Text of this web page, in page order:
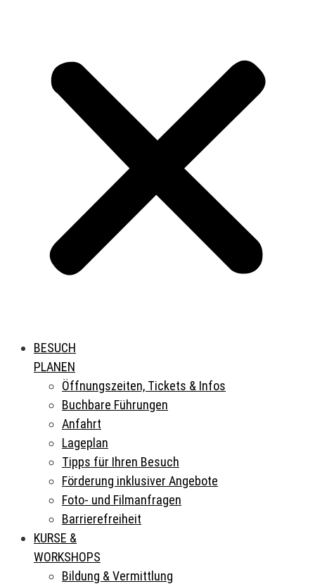
BESUCH
PLANEN
Öffnungszeiten, Tickets & Infos
Buchbare Führungen
Anfahrt
Lageplan
Tipps für Ihren Besuch
Förderung inklusiver Angebote
Foto- und Filmanfragen
Barrierefreiheit
KURSE &
WORKSHOPS
Bildung & Vermittlung